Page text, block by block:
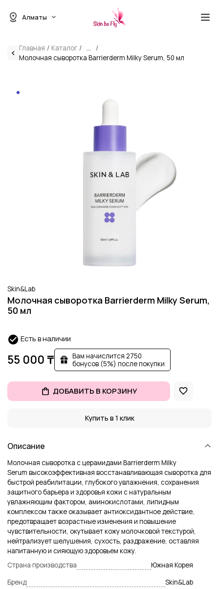
Алматы
Главная Каталог
...
Молочная сыворотка Barrierderm Milky Serum, 50 мл
Skin&Lab
Молочная сыворотка Barrierderm Milky Serum,
50 мл
Есть в наличии
55 000 ₸
Вам начислится 2750
бонусов (5%) после покупки
ДОБАВИТЬ В КОРЗИНУ
Купить в 1 клик
Описание
Молочная сыворотка с церамидами Barrierderm Milky
Serum высокоэффективная восстанавливающая сыворотка для
быстрой реабилитации, глубокого увлажнения, сохранения
защитного барьера и здоровья кожи с натуральным
увлажняющим фактором, аминокислотами, липидным
комплексом также оказывает антиоксидантное действие,
предотвращает возрастные изменения и повышение
чувствительности, окутывает кожу молочковой текстурой,
нейтрализует шелушения, сухость, раздражение, оставляя
напитанную и сияющую здоровьем кожу.
Страна производства
Южная Корея
Бренд
Skin&Lab